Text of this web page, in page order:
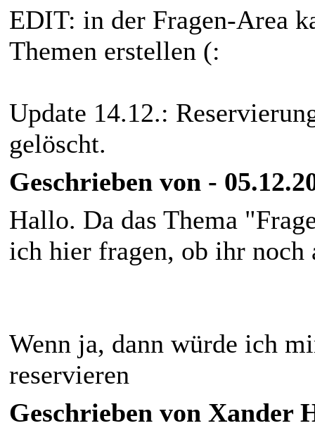
EDIT: in der Fragen-Area
Themen erstellen (:
Update 14.12.:
gelöscht.
Geschrieben von -
Hallo. Da das Thema
ich hier fragen, ob ihr noch
Wenn ja, dann würde ich
reservieren
Geschrieben von Xander